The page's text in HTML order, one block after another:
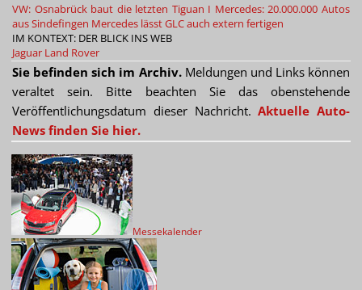
VW: Osnabrück baut die letzten Tiguan I Mercedes: 20.000.000 Autos
aus Sindefingen Mercedes lässt GLC auch extern fertigen
IM KONTEXT: DER BLICK INS WEB
Jaguar Land Rover
Sie befinden sich im Archiv.Meldungen und Links können
veraltet sein. Bitte beachten Sie das obenstehende
Veröffentlichungsdatum dieser Nachricht.Aktuelle Auto-
News finden Sie hier.
Messekalender